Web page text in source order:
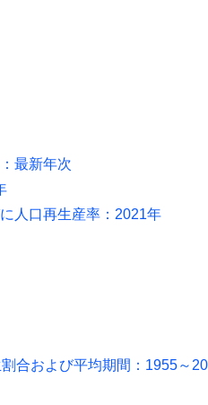
最新年次
人口再生産率：2021年
合および平均期間：1955～